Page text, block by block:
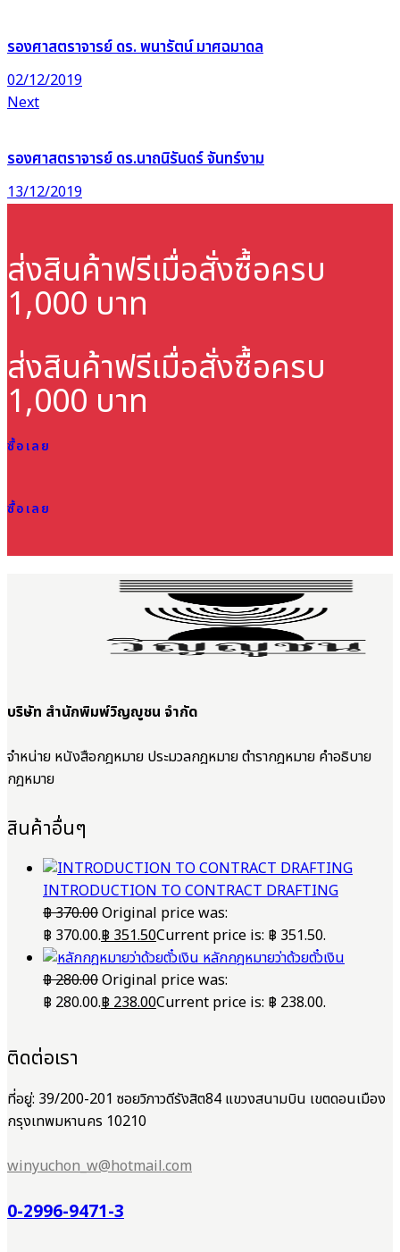
รองศาสตราจารย์ ดร. พนารัตน์ มาศฉมาดล
02/12/2019
Next
รองศาสตราจารย์ ดร.นาถนิรันดร์ จันทร์งาม
13/12/2019
ส่งสินค้าฟรีเมื่อสั่งซื้อครบ
1,000 บาท
ส่งสินค้าฟรีเมื่อสั่งซื้อครบ
1,000 บาท
ซื้อเลย
ซื้อเลย
บริษัท สำนักพิมพ์วิญญูชน จำกัด
จำหน่าย หนังสือกฎหมาย ประมวลกฎหมาย ตำรากฎหมาย คำอธิบาย
กฎหมาย
สินค้าอื่นๆ
INTRODUCTION TO CONTRACT DRAFTING
฿370.00Original price was:
฿ 370.00.฿351.50Current price is: ฿ 351.50.
หลักกฎหมายว่าด้วยตั๋วเงิน
฿280.00Original price was:
฿ 280.00.฿238.00Current price is: ฿ 238.00.
ติดต่อเรา
ที่อยู่: 39/200-201 ซอยวิภาวดีรังสิต84 แขวงสนามบิน เขตดอนเมือง
กรุงเทพมหานคร 10210
winyuchon_w@hotmail.com
0-2996-9471-3